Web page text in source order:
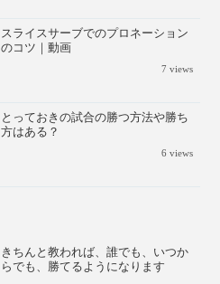
スライスサーブでのプロネーション
のコツ｜動画
7 views
とっておきの試合の勝つ方法や勝ち
方はある？
6 views
きちんと教われば、誰でも、いつか
らでも、勝てるようになります